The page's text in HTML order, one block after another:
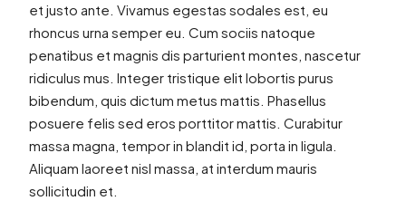
et justo ante. Vivamus egestas sodales est, eu
rhoncus urna semper eu. Cum sociis natoque
penatibus et magnis dis parturient montes, nascetur
ridiculus mus. Integer tristique elit lobortis purus
bibendum, quis dictum metus mattis. Phasellus
posuere felis sed eros porttitor mattis. Curabitur
massa magna, tempor in blandit id, porta in ligula.
Aliquam laoreet nisl massa, at interdum mauris
sollicitudin et.